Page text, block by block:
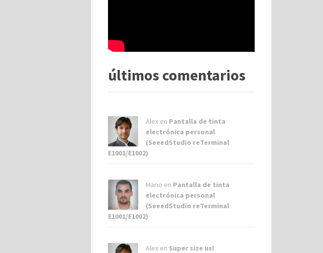
últimos comentarios
Alex en Pantalla de tinta
electrónica personal
(SeeedStudio reTerminal
E1001/E1002)
Mario en Pantalla de tinta
electrónica personal
(SeeedStudio reTerminal
E1001/E1002)
Alex en Super size us!